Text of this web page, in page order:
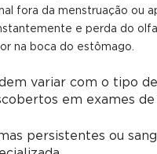
fora da menstruação ou
e perda do
na boca do estômago.
variar com o tipo
em exames de
persistentes ou